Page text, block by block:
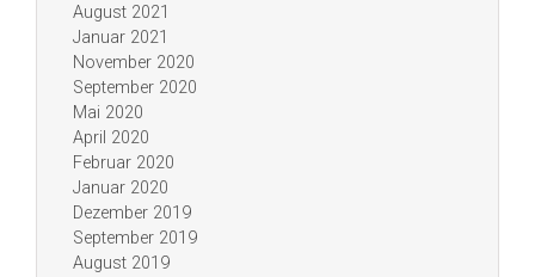
August 2021
Januar 2021
November 2020
September 2020
Mai 2020
April 2020
Februar 2020
Januar 2020
Dezember 2019
September 2019
August 2019